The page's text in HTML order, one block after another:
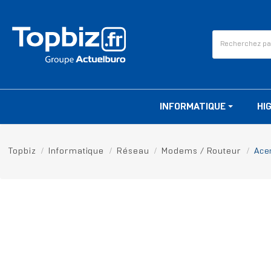
INFORMATIQUE
Topbiz Informatique Réseau Modems / Routeur